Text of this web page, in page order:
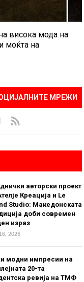
висока мода на
моќта на
МРЕЖИ
авторски проект
Креација и Le
Studio: Македонската
доби современ
израз
2026
модни импресии на
20-та
ревија на ТМФ